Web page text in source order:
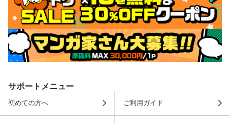
サポートメニュー
初めての方へ ご利用ガイド